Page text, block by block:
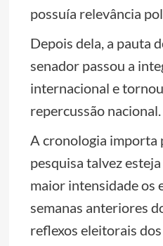
possuía relevância
Depois dela, a pauta
senador passou a
internacional e
repercussão nacional.
A cronologia importa
pesquisa talvez
maior intensidade os
semanas anteriores
reflexos eleitorais